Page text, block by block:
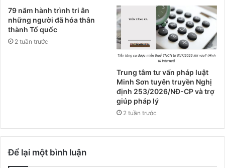
79 năm hành trình tri ân
những người đã hóa thân
thành Tổ quốc
2 tuần trước
Trung tâm tư vấn pháp luật
Minh Sơn tuyên truyền Nghị
định 253/2026/NĐ-CP và trợ
giúp pháp lý
2 tuần trước
Để lại một bình luận